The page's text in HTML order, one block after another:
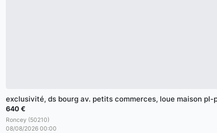
exclusivité, ds bourg av. petits commerces, loue maison pl-
640 €
Roncey (50210)
08/08/2026 00:00